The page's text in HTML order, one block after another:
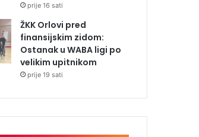
prije 16 sati
ŽKK Orlovi pred
finansijskim zidom:
Ostanak u WABA ligi po
velikim upitnikom
prije 19 sati